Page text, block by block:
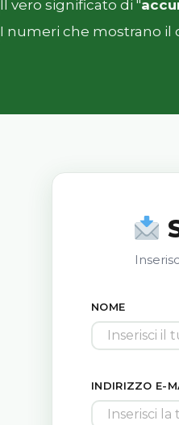
Il vero significato di "
I numeri che mostrano il
NOME
INDIRIZZO E-